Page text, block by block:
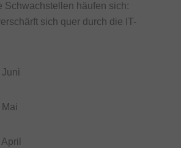
Schwachstellen häufen sich:
sich quer durch die IT-